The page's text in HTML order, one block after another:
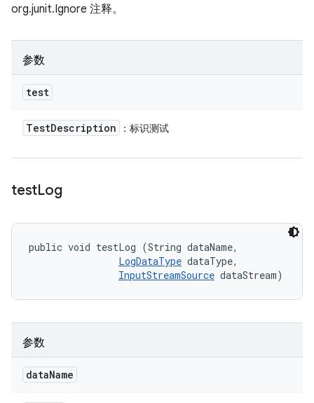
org.junit.Ignore 注释。
参数
test
TestDescription ：标识测试
testLog
public void testLog (String dataName,
LogDataType dataType,
InputStreamSource dataStream)
参数
dataName